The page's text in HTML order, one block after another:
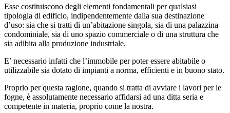
Esse costituiscono degli elementi fondamentali per qualsiasi
tipologia di edificio, indipendentemente dalla sua destinazione
d’uso: sia che si tratti di un’abitazione singola, sia di una palazzina
condominiale, sia di uno spazio commerciale o di una struttura che
sia adibita alla produzione industriale.
E’ necessario infatti che l’immobile per poter essere abitabile o
utilizzabile sia dotato di impianti a norma, efficienti e in buono stato.
Proprio per questa ragione, quando si tratta di avviare i lavori per le
fogne, è assolutamente necessario affidarsi ad una ditta seria e
competente in materia, proprio come la nostra.